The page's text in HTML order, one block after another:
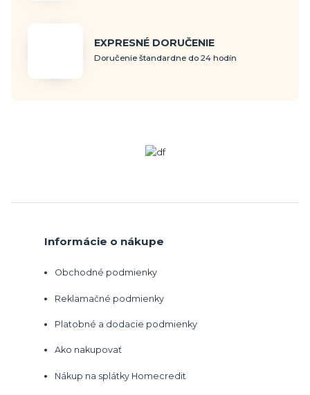
EXPRESNÉ DORUČENIE
Doručenie štandardne do 24 hodín
Informácie o nákupe
Obchodné podmienky
Reklamačné podmienky
Platobné a dodacie podmienky
Ako nakupovať
Nákup na splátky Homecredit